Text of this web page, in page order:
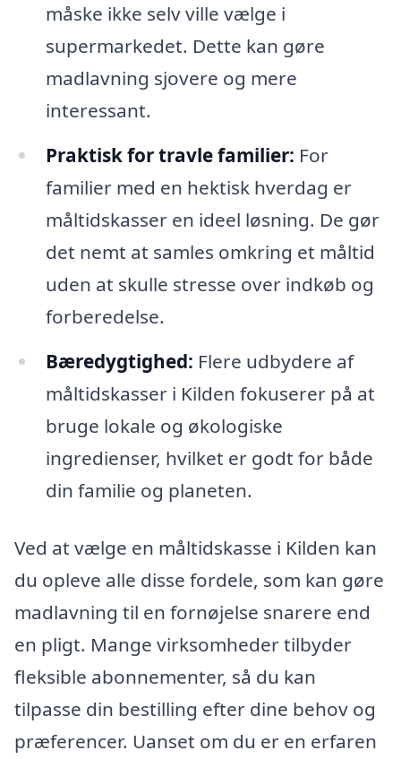
måske ikke selv ville vælge i
supermarkedet. Dette kan gøre
madlavning sjovere og mere
interessant.
Praktisk for travle familier: For
familier med en hektisk hverdag er
måltidskasser en ideel løsning. De gør
det nemt at samles omkring et måltid
uden at skulle stresse over indkøb og
forberedelse.
Bæredygtighed: Flere udbydere af
måltidskasser i Kilden fokuserer på at
bruge lokale og økologiske
ingredienser, hvilket er godt for både
din familie og planeten.
Ved at vælge en måltidskasse i Kilden kan
du opleve alle disse fordele, som kan gøre
madlavning til en fornøjelse snarere end
en pligt. Mange virksomheder tilbyder
fleksible abonnementer, så du kan
tilpasse din bestilling efter dine behov og
præferencer. Uanset om du er en erfaren